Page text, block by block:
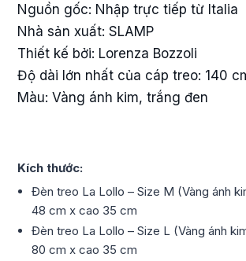
Nguồn gốc: Nhập trực tiếp từ Italia
Nhà sản xuất: SLAMP
Thiết kế bởi: Lorenza Bozzoli
Độ dài lớn nhất của cáp treo: 140
Màu: Vàng ánh kim, trắng đen
Kích thước:
Đèn treo La Lollo – Size M (Vàng ánh
48 cm x cao 35 cm
Đèn treo La Lollo – Size L (Vàng ánh
80 cm x cao 35 cm